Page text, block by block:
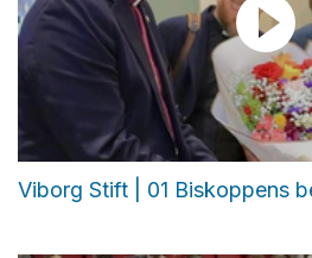
Viborg Stift | 01 Biskoppens